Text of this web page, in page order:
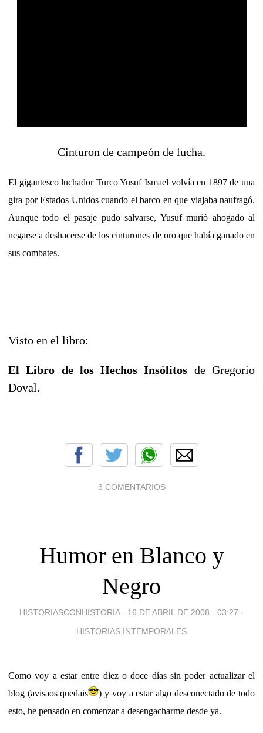
Cinturon de campeón de lucha.
El gigantesco luchador Turco Yusuf Ismael volvía en 1897 de una
gira por Estados Unidos cuando el barco en que viajaba naufragó.
Aunque todo el pasaje pudo salvarse, Yusuf murió ahogado al
negarse a deshacerse de los cinturones de oro que había ganado en
sus combates.
Visto en el libro:
El Libro de los Hechos Insólitos de Gregorio
Doval.
3 COMENTARIOS
Humor en Blanco y
Negro
HISTORIASCONHISTORIA - 16 DE ABRIL DE 2008 - 03:27 -
HISTORIAS INTEMPORALES
Como voy a estar entre diez o doce días sin poder actualizar el
blog (avisaos quedais
) y voy a estar algo desconectado de todo
esto, he pensado en comenzar a desengacharme desde ya.